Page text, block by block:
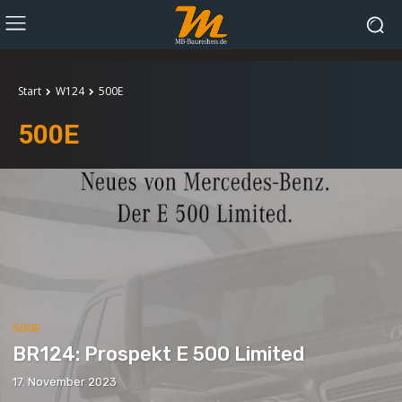
Start W124 500E
500E
500E
BR124: Prospekt E 500 Limited
17. November 2023